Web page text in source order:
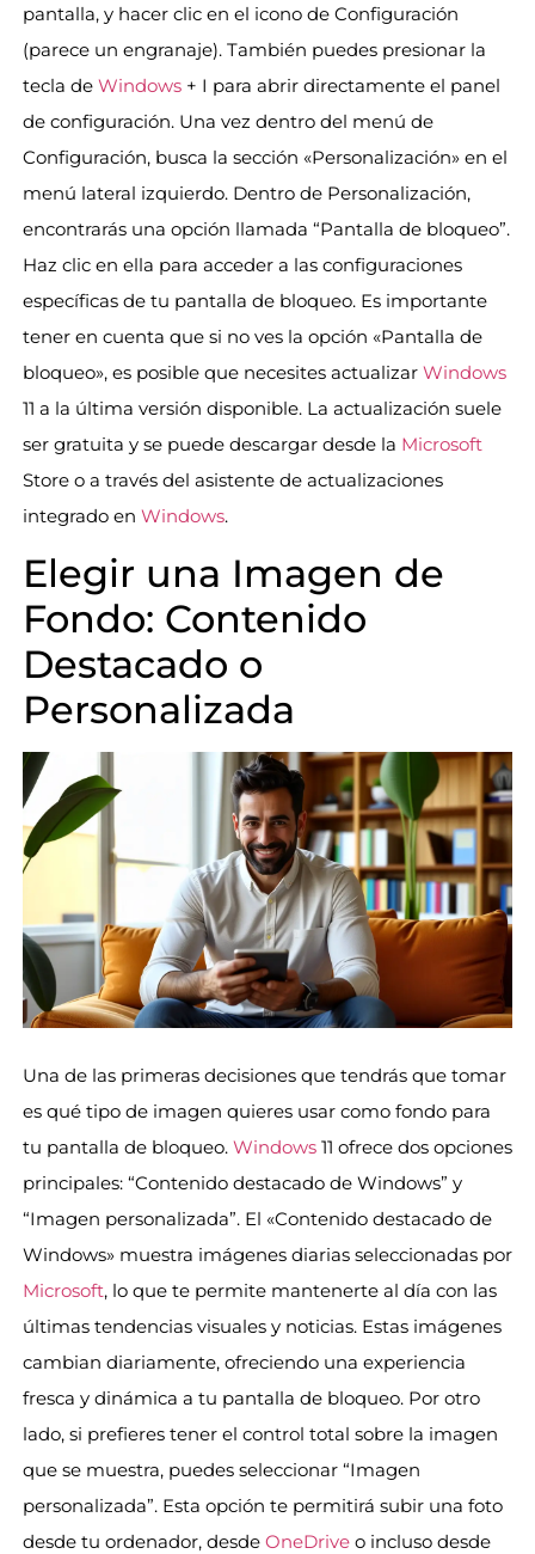
pantalla, y hacer clic en el icono de Configuración
(parece un engranaje). También puedes presionar la
tecla de Windows+ I para abrir directamente el panel
de configuración. Una vez dentro del menú de
Configuración, busca la sección «Personalización» en el
menú lateral izquierdo. Dentro de Personalización,
encontrarás una opción llamada “Pantalla de bloqueo”.
Haz clic en ella para acceder a las configuraciones
específicas de tu pantalla de bloqueo. Es importante
tener en cuenta que si no ves la opción «Pantalla de
bloqueo», es posible que necesites actualizar Windows
11 a la última versión disponible. La actualización suele
ser gratuita y se puede descargar desde la Microsoft
Store o a través del asistente de actualizaciones
integrado en Windows.
Elegir una Imagen de
Fondo: Contenido
Destacado o
Personalizada
Una de las primeras decisiones que tendrás que tomar
es qué tipo de imagen quieres usar como fondo para
tu pantalla de bloqueo. Windows11 ofrece dos opciones
principales: “Contenido destacado de Windows” y
“Imagen personalizada”. El «Contenido destacado de
Windows» muestra imágenes diarias seleccionadas por
Microsoft, lo que te permite mantenerte al día con las
últimas tendencias visuales y noticias. Estas imágenes
cambian diariamente, ofreciendo una experiencia
fresca y dinámica a tu pantalla de bloqueo. Por otro
lado, si prefieres tener el control total sobre la imagen
que se muestra, puedes seleccionar “Imagen
personalizada”. Esta opción te permitirá subir una foto
desde tu ordenador, desde OneDriveo incluso desde